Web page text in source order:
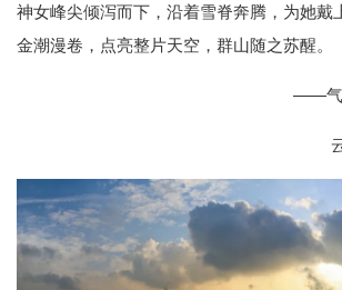
神女峰尖倾泻而下，沿着雪脊奔腾，为她戴
金潮漫卷，点亮整片天空，群山随之苏醒。
——气